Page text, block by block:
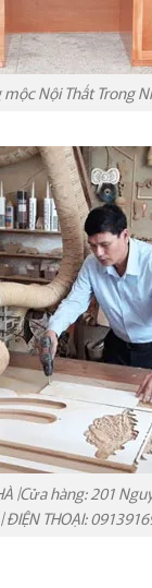
Nội Thất Trong
|Cửa hàng: 201
ĐIỆN THOẠI: